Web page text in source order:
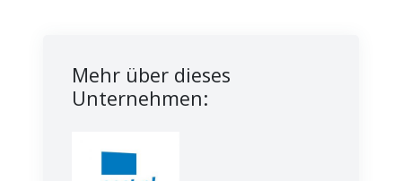
Mehr über dieses
Unternehmen: